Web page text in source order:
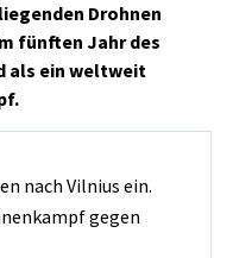
Drohnen
fünften Jahr des
als ein weltweit
nach Vilnius ein.
gegen